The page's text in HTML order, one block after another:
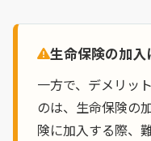
生命保険の加
一方で、デメリッ
のは、生命保険の
険に加入する際、